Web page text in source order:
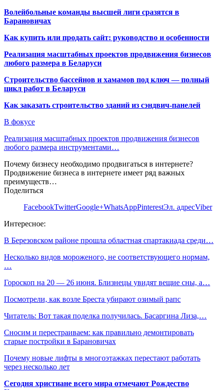
Волейбольные команды высшей лиги сразятся в
Барановичах
Как купить или продать сайт: руководство и особенности
Реализация масштабных проектов продвижения бизнесов
любого размера в Беларуси
Строительство бассейнов и хамамов под ключ — полный
цикл работ в Беларуси
Как заказать строительство зданий из сэндвич-панелей
В фокусе
Реализация масштабных проектов продвижения бизнесов
любого размера инструментами…
Почему бизнесу необходимо продвигаться в интернете?
Продвижение бизнеса в интернете имеет ряд важных
преимуществ…
Поделиться
FacebookTwitterGoogle+WhatsAppPinterestЭл. адресViber
Интересное:
В Березовском районе прошла областная спартакиада среди…
Несколько видов мороженого, не соответствующего нормам,
…
Гороскоп на 20 — 26 июня. Близнецы увидят вещие сны, а…
Посмотрели, как возле Бреста убирают озимый рапс
Читатель: Вот такая поделка получилась. Басаргина Лиза,…
Сносим и перестраиваем: как правильно демонтировать
старые постройки в Барановичах
Почему новые лифты в многоэтажках перестают работать
через несколько лет
Сегодня христиане всего мира отмечают Рождество